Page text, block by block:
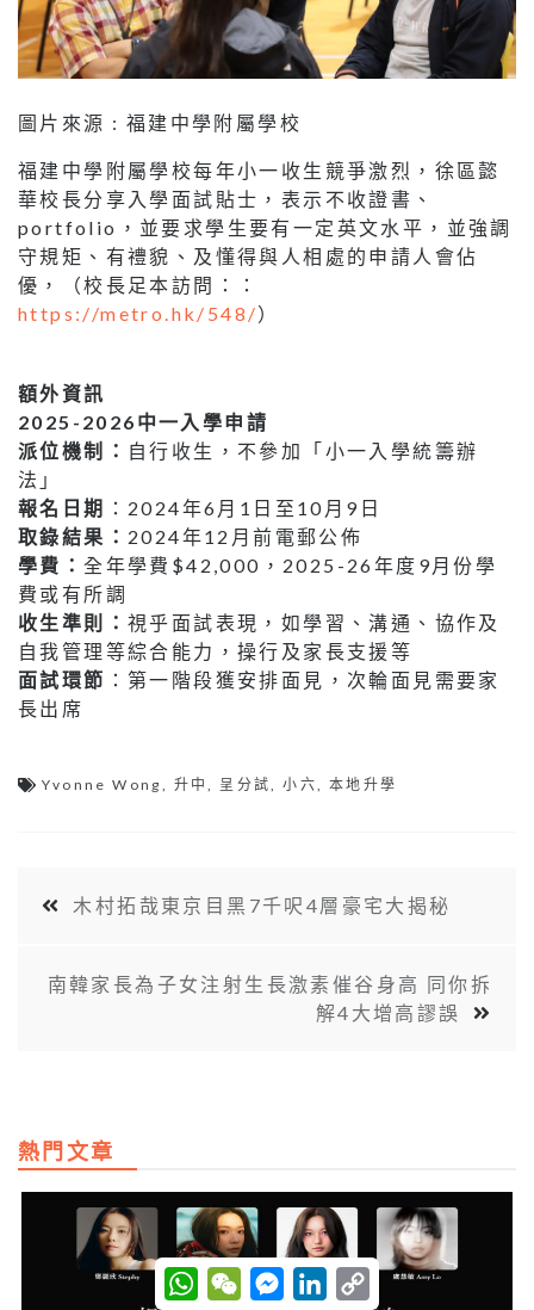
圖片來源 : 福建中學附屬學校
福建中學附屬學校每年小一收生競爭激烈，徐區懿
華校長分享入學面試貼士，表示不收證書、
portfolio，並要求學生要有一定英文水平，並強調
守規矩、有禮貌、及懂得與人相處的申請人會佔
優，（校長足本訪問：：
https://metro.hk/548/）
額外資訊
2025-2026中一入學申請
派位機制： 自行收生，不參加「小一入學統籌辦
法」
報名日期 ：2024年6月1日至10月9日
取錄結果： 2024年12月前電郵公佈
學費：全年學費$42,000，2025-26年度9月份學
費或有所調
收生準則： 視乎面試表現，如學習、溝通、協作及
自我管理等綜合能力，操行及家長支援等
面試環節 ：第一階段獲安排面見，次輪面見需要家
長出席
Yvonne Wong 升中 呈分試 ,小六 本地升學
木村拓哉東京目黑7千呎4層豪宅大揭秘
南韓家長為子女注射生長激素催谷身高 同你拆
解4大增高謬誤
熱門文章
W
h
W
e
M
e
L
C